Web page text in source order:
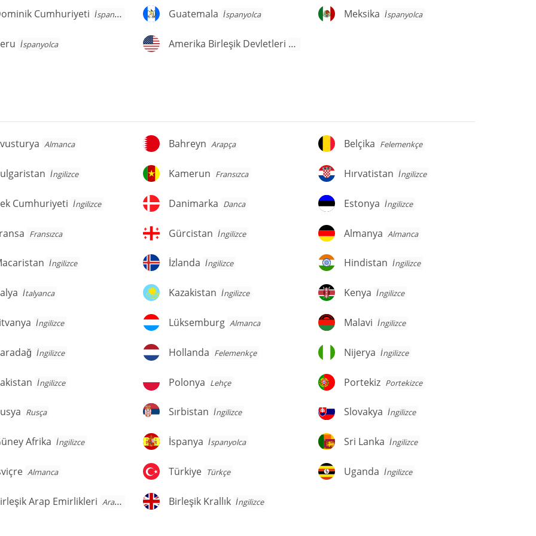
Cumhuriyeti İspanyolca Guatemala
Guatemala İspanyolca Meksika
Meksika İspanyolca
İspanyolca
Amerika
Amerika Birleşik Devletleriİngilizce
Almanca Bahreyn
Bahreyn Arapça Belçika
Belçika Felemenkçe
İngilizce Kamerun
Kamerun Fransızca Hırvatistan
Hırvatistan İngilizce
Cumhuriyeti İngilizce Danimarka
Danimarka Danca Estonya
Estonya İngilizce
Fransızca Gürcistan
Gürcistan İngilizce Almanya
Almanya Almanca
İngilizce İzlanda
İzlanda İngilizce Hindistan
Hindistan İngilizce
İtalyanca Kazakistan
Kazakistan İngilizce Kenya
Kenya İngilizce
İngilizce Lüksemburg
Lüksemburg Almanca Malavi
Malavi İngilizce
İngilizce Hollanda
Hollanda Felemenkçe Nijerya
Nijerya İngilizce
İngilizce Polonya
Polonya Lehçe Portekiz
Portekiz Portekizce
Rusça Sırbistan
Sırbistan İngilizce Slovakya
Slovakya İngilizce
Afrika İngilizce İspanya
İspanya İspanyolca
Sri
Sri Lanka İngilizce
Almanca Türkiye
Türkiye Türkçe Uganda
Uganda İngilizce
Arap Emirlikleri Arapça
Birleşik
Birleşik Krallık İngilizce